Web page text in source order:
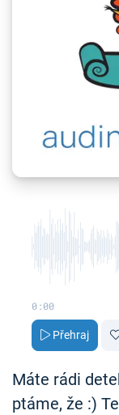
0:00
Přehraj
Máte rádi
ptáme, že :)